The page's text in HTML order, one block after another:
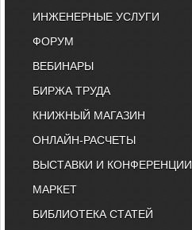
ИНЖЕНЕРНЫЕ УСЛУГИ
ФОРУМ
ВЕБИНАРЫ
БИРЖА ТРУДА
КНИЖНЫЙ МАГАЗИН
ОНЛАЙН-РАСЧЕТЫ
ВЫСТАВКИ И КОНФЕРЕНЦИИ
МАРКЕТ
БИБЛИОТЕКА СТАТЕЙ